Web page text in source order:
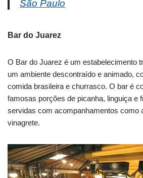
São Paulo
Bar do Juarez
O Bar do Juarez é um estabelecimento
um ambiente descontraído e animado,
comida brasileira e churrasco. O bar é
famosas porções de picanha, linguiça e
servidas com acompanhamentos como
vinagrete.